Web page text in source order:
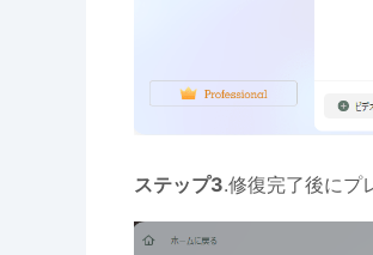
ステップ3.修復完了後にプ